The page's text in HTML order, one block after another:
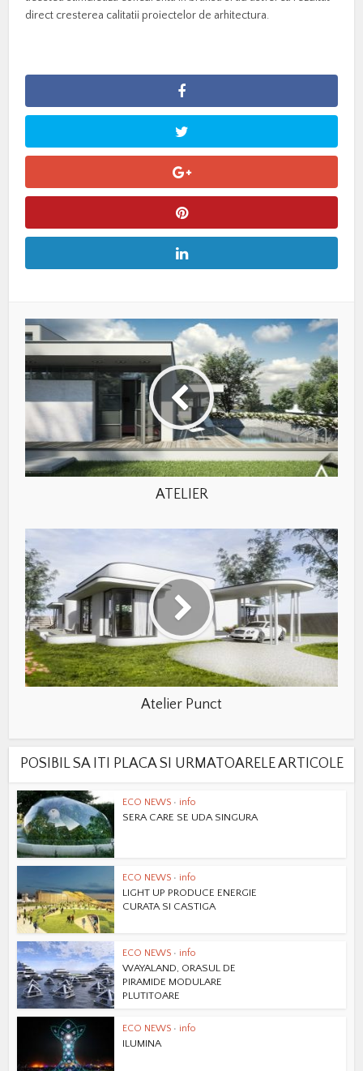
direct cresterea calitatii proiectelor de arhitectura.
ATELIER
Atelier Punct
POSIBIL SA ITI PLACA SI URMATOARELE ARTICOLE
ECO NEWS • info
SERA CARE SE UDA SINGURA
ECO NEWS • info
LIGHT UP PRODUCE ENERGIE
CURATA SI CASTIGA
ECO NEWS • info
WAYALAND, ORASUL DE
PIRAMIDE MODULARE
PLUTITOARE
ECO NEWS • info
ILUMINA